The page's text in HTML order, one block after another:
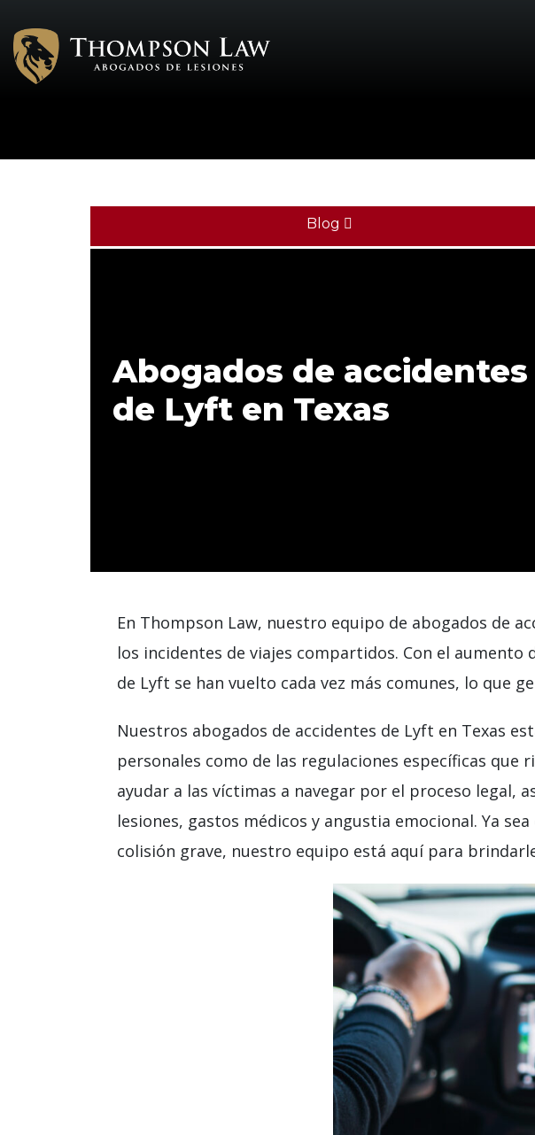
Blog
Abogados de accidentes
de Lyft en Texas
En Thompson Law, nuestro equipo de abogados de
los incidentes de viajes compartidos. Con el
de Lyft se han vuelto cada vez más comunes, lo que
Nuestros abogados de accidentes de Lyft en Texas
personales como de las regulaciones específicas
ayudar a las víctimas a navegar por el proceso legal,
lesiones, gastos médicos y angustia emocional. Ya
colisión grave, nuestro equipo está aquí para